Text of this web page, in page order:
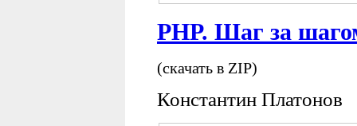
PHP. Шаг за
(скачать в ZIP)
Константин Платонов